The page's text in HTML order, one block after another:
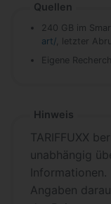
Quellen
240 GB im
art/ , letzter
Eigene
Hinweis
TARIFFUXX
unabhängig
Angaben